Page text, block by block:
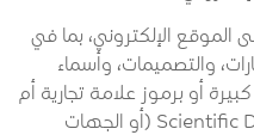
الموقع الإلكتروني، بما في
والتصميمات، وأسماء
أو برموز علامة تجارية أم
لا، هي ملكية خاصة بشركة Scientific Design (أو الجهات